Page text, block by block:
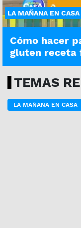
LA MAÑANA EN
Cómo hacer
gluten receta
TEMAS
LA MAÑANA EN CASA